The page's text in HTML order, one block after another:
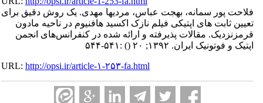
فلاحت پور سمانه، بهجت عباس، مردیها مهدی. یک روش دقیق برای
تعیین ثابت های اپتیکی فیلم نازک اکسید هافنیوم در ناحیه مادون
قرمزنزدیک. مقالات پذیرفته و ارائه شده در کنفرانس‌های انجمن
اپتیک و فوتونیک ایران. ۱۳۹۲; ۲۰
() :۵۴۱-۵۴۴
URL:http://opsi.ir/article-۱-۲۵۳-fa.html